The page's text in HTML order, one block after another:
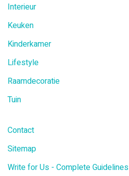
Interieur
Keuken
Kinderkamer
Lifestyle
Raamdecoratie
Tuin
Contact
Sitemap
Write for Us - Complete Guidelines